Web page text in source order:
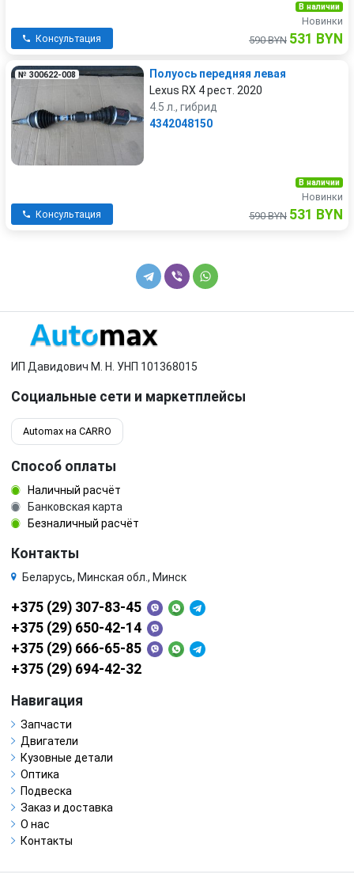
Консультация
В наличии
Новинки
590 BYN 531 BYN
№ 300622-008
Полуось передняя левая
Lexus RX 4 рест. 2020
4.5 л., гибрид
4342048150
Консультация
В наличии
Новинки
590 BYN 531 BYN
ИП Давидович М. Н. УНП 101368015
Социальные сети и маркетплейсы
Automax на CARRO
Способ оплаты
Наличный расчёт
Банковская карта
Безналичный расчёт
Контакты
Беларусь, Минская обл., Минск
+375 (29) 307-83-45
+375 (29) 650-42-14
+375 (29) 666-65-85
+375 (29) 694-42-32
Навигация
Запчасти
Двигатели
Кузовные детали
Оптика
Подвеска
Заказ и доставка
О нас
Контакты